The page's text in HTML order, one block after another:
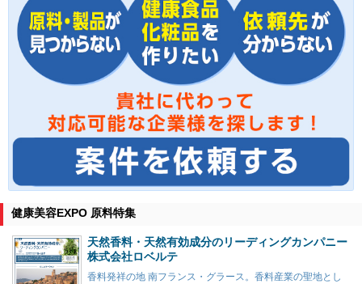
健康美容EXPO 原料特集
天然香料・天然有効成分のリーディングカンパニー
株式会社ロベルテ
香料発祥の地 南フランス・グラース。香料産業の聖地とし